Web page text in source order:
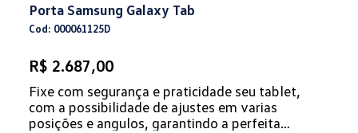
Porta Samsung Galaxy Tab
Cod: 000061125D
R$ 2.687,00
Fixe com segurança e praticidade seu tablet,
com a possibilidade de ajustes em varias
posições e angulos, garantindo a perfeita